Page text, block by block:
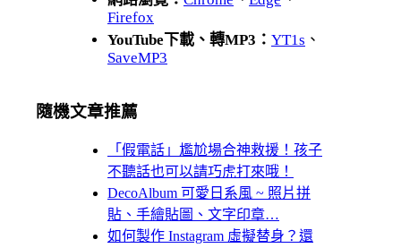
Firefox
YouTube下載、轉MP3： YT1s 、
SaveMP3
隨機文章推薦
「假電話」尷尬場合神救援！孩子
不聽話也可以請巧虎打來哦！
DecoAlbum 可愛日系風 ~ 照片拼
貼、手繪貼圖、文字印章…
如何製作 Instagram 虛擬替身？還